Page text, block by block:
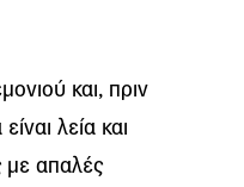
και, πριν
λεία και
με απαλές